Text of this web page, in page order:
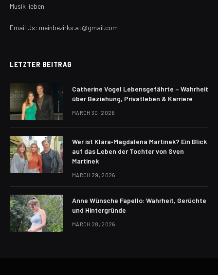
Musik lieben.
Email Us: meinbezirks.at@gmail.com
LETZTER BEITRAG
Catherine Vogel Lebensgefährte – Wahrheit
über Beziehung, Privatleben & Karriere
MARCH 30, 2026
Wer ist Klara‑Magdalena Martinek? Ein Blick
auf das Leben der Tochter von Sven
Martinek
MARCH 29, 2026
Anne Wünsche Fapello: Wahrheit, Gerüchte
und Hintergründe
MARCH 28, 2026